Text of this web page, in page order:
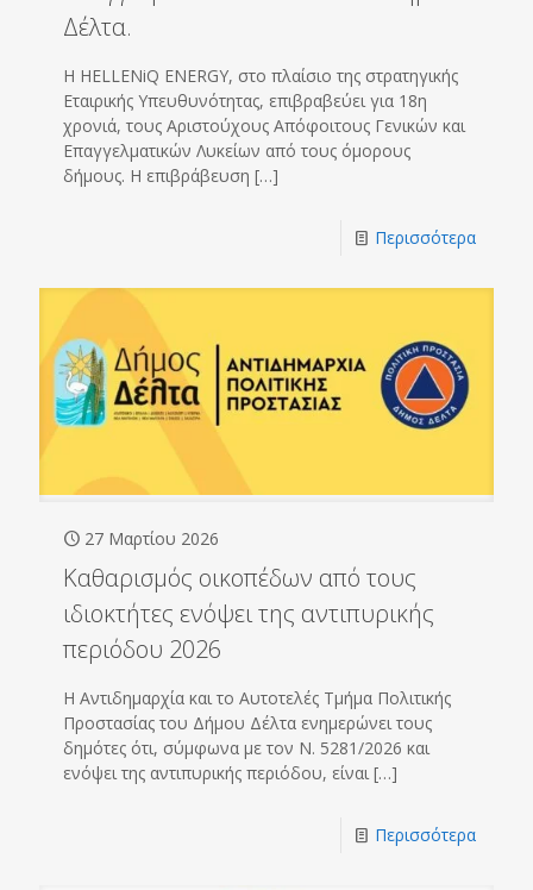
Δέλτα.
Η HELLENiQ ENERGY, στο πλαίσιο της στρατηγικής
Εταιρικής Υπευθυνότητας, επιβραβεύει για 18η
χρονιά, τους Αριστούχους Απόφοιτους Γενικών και
Επαγγελματικών Λυκείων από τους όμορους
δήμους. Η επιβράβευση […]
Περισσότερα
27 Μαρτίου 2026
Καθαρισμός οικοπέδων από τους
ιδιοκτήτες ενόψει της αντιπυρικής
περιόδου 2026
Η Αντιδημαρχία και το Αυτοτελές Τμήμα Πολιτικής
Προστασίας του Δήμου Δέλτα ενημερώνει τους
δημότες ότι, σύμφωνα με τον Ν. 5281/2026 και
ενόψει της αντιπυρικής περιόδου, είναι […]
Περισσότερα